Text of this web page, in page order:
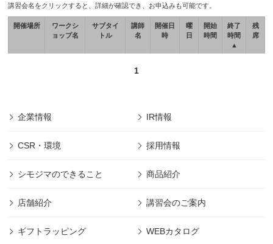
講習会名をクリックすると、詳細が確認でき、お申込みも可能です。
開催場所
ワークシ
ョップ名
サブタイ
トル
講師
名
開催日
時
曜
日
開始
時間
終了
時間
▲
残
席
1
企業情報 IR情報
CSR・環境 採用情報
シモジマのできること 商品紹介
店舗紹介 講習会のご案内
ギフトラッピング WEBカタログ